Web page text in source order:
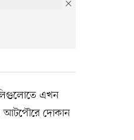
এখন
আটপৌরে দোকান